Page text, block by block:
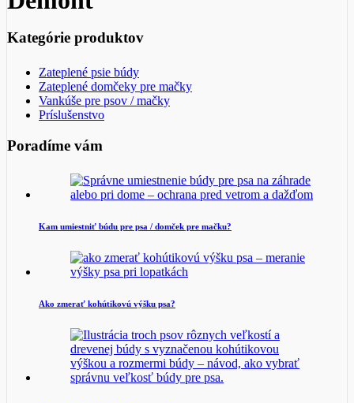
Kategórie produktov
Zateplené psie búdy
Zateplené domčeky pre mačky
Vankúše pre psov / mačky
Príslušenstvo
Poradíme vám
Kam umiestniť búdu pre psa / domček pre mačku?
Ako zmerať kohútikovú výšku psa?